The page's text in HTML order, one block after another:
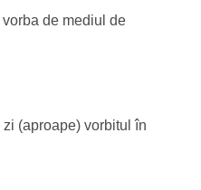
de mediul de
(aproape) vorbitul în